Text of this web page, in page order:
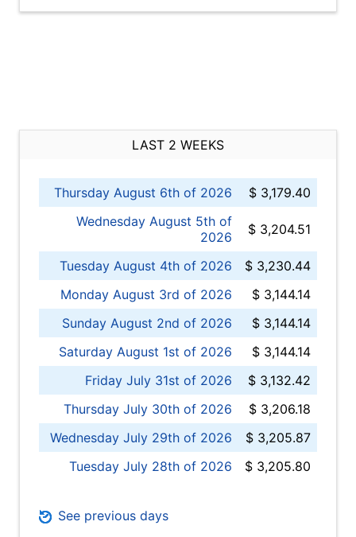
LAST 2 WEEKS
Thursday August 6th of 2026
$ 3,179.40
Wednesday August 5th of
2026
$ 3,204.51
Tuesday August 4th of 2026
$ 3,230.44
Monday August 3rd of 2026
$ 3,144.14
Sunday August 2nd of 2026
$ 3,144.14
Saturday August 1st of 2026
$ 3,144.14
Friday July 31st of 2026
$ 3,132.42
Thursday July 30th of 2026
$ 3,206.18
Wednesday July 29th of 2026
$ 3,205.87
Tuesday July 28th of 2026
$ 3,205.80
See previous days